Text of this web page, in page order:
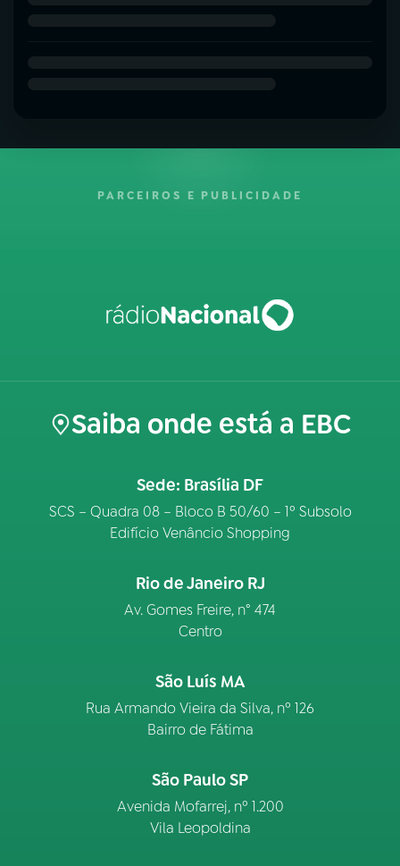
PARCEIROS E PUBLICIDADE
Saiba onde está a EBC
Sede: Brasília DF
SCS – Quadra 08 – Bloco B 50/60 – 1º Subsolo
Edifício Venâncio Shopping
Rio de Janeiro RJ
Av. Gomes Freire, n° 474
Centro
São Luís MA
Rua Armando Vieira da Silva, nº 126
Bairro de Fátima
São Paulo SP
Avenida Mofarrej, nº 1.200
Vila Leopoldina